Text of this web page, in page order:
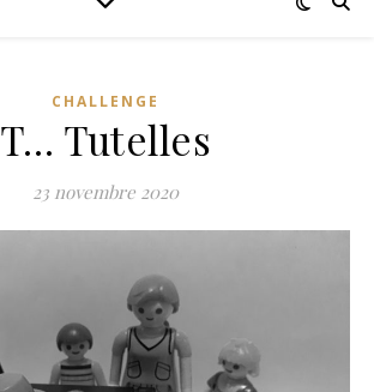
CHALLENGE
T… Tutelles
23 novembre 2020